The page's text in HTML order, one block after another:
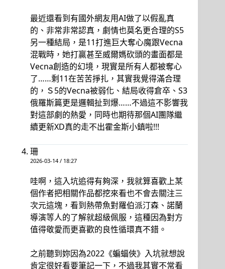
最近還看到有國外網友用AI做了以假亂真
的、非常非常認真，劇情也莫名更合理的S5
另一種結局，是11打進巨大奪心魔跟Vecna
混戰時，她打贏甚至威爾媽砍頭的畫面都是
Vecna創造的幻境，現實是所有人都被奪心
了……剩11在苦苦掙扎，其實我覺得滿合理
的，Ｓ5的Vecna被弱化、結局收得倉卒、S3
俄羅斯篇更是邏輯扯到爆……不過這不影響我
對這部劇的熱愛，同時也期待那個AI團隊繼
續更新XD真的走不出霍金斯小鎮啦!!!
珊
2026-03-14 / 18:27
哇啊，這入坑追得有夠深，我就算喜歡上某
個作者把相關作品都挖來看也不會去關注三
次元這塊，看到熱帶魚對羅伯派汀森、諾蘭
導演等人的了解就超級佩服，這種因為對方
值得敬愛而更喜歡的良性循環真不錯。
之前聽到妳因為2022《蝙蝠俠》入坑就想說
肯定很好看要筆記一下，不過我其實不常看